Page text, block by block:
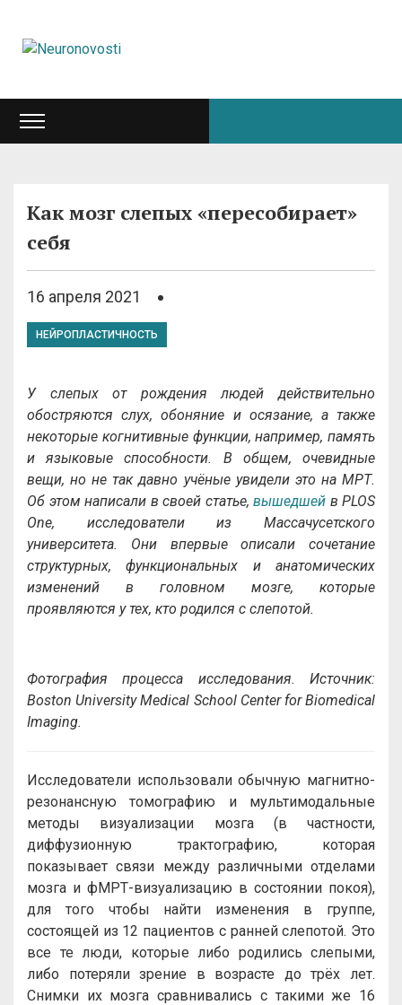
Как мозг слепых «пересобирает»
себя
16 апреля 2021
НЕЙРОПЛАСТИЧНОСТЬ
У слепых от рождения людей действительно
обостряются слух, обоняние и осязание, а также
некоторые когнитивные функции, например, память
и языковые способности. В общем, очевидные
вещи, но не так давно учёные увидели это на МРТ.
Об этом написали в своей статье, вышедшей в PLOS
One, исследователи из Массачусетского
университета. Они впервые описали сочетание
структурных, функциональных и анатомических
изменений в головном мозге, которые
проявляются у тех, кто родился с слепотой.
Фотография процесса исследования.Источник:
Boston University Medical School Center for Biomedical
Imaging.
Исследователи использовали обычную магнитно-
резонансную томографию и мультимодальные
методы визуализации мозга (в частности,
диффузионную трактографию, которая
показывает связи между различными отделами
мозга и фМРТ-визуализацию в состоянии покоя),
для того чтобы найти изменения в группе,
состоящей из 12 пациентов с ранней слепотой. Это
все те люди, которые либо родились слепыми,
либо потеряли зрение в возрасте до трёх лет.
Снимки их мозга сравнивались с такими же 16